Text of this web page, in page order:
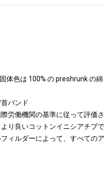
体色は 100% の preshrunk の
バンド
労働機関の基準に従って評価さ
り良いコットンイニシアチブ
ィルダーによって、すべて